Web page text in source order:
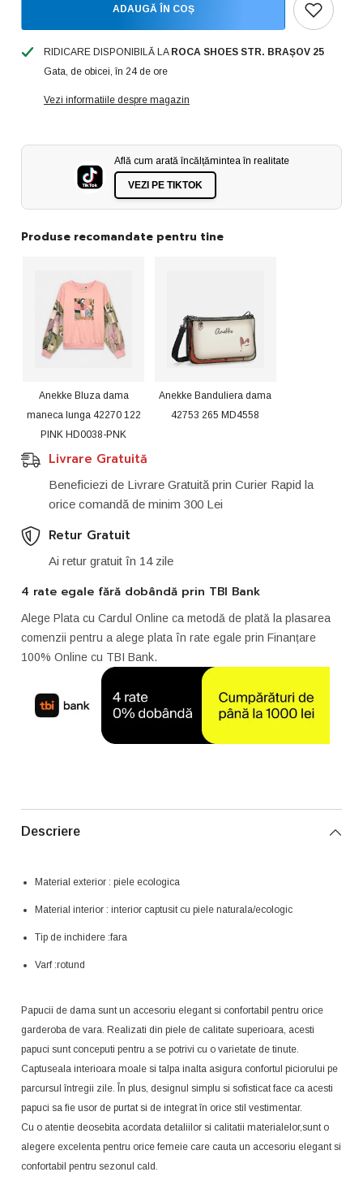
TRENZA
alb
ALB
Papuci
TRENZA
alb
ALB
ADAUGĂ ÎN COȘ
RIDICARE DISPONIBILĂ LA ROCA SHOES STR. BRAȘOV 25
Gata, de obicei, în 24 de ore
Vezi informatiile despre magazin
Află cum arată încălțămintea în realitate
VEZI PE TIKTOK
Produse recomandate pentru tine
Anekke Bluza dama
maneca lunga 42270 122
PINK HD0038-PNK
Anekke Banduliera dama
42753 265 MD4558
Anekke Banduliera dama
43663 591 MD4886
Anekke Banduliera dama
42713 184 MD4505
Livrare Gratuită
Beneficiezi de Livrare Gratuită prin Curier Rapid la
orice comandă de minim 300 Lei
Retur Gratuit
Ai retur gratuit în 14 zile
4 rate egale fără dobândă prin TBI Bank
Alege Plata cu Cardul Online ca metodă de plată la plasarea
comenzii pentru a alege plata în rate egale prin Finanțare
100% Online cu TBI Bank.
Descriere
Material exterior : piele ecologica
Material interior : interior captusit cu piele naturala/ecologic
Tip de inchidere :fara
Varf :rotund
Papucii de dama sunt un accesoriu elegant si confortabil pentru orice
garderoba de vara. Realizati din piele de calitate superioara, acesti
papuci sunt conceputi pentru a se potrivi cu o varietate de tinute.
Captuseala interioara moale si talpa inalta asigura confortul piciorului pe
parcursul întregii zile. În plus, designul simplu si sofisticat face ca acesti
papuci sa fie usor de purtat si de integrat în orice stil vestimentar.
Cu o atentie deosebita acordata detaliilor si calitatii materialelor,sunt o
alegere excelenta pentru orice femeie care cauta un accesoriu elegant si
confortabil pentru sezonul cald.